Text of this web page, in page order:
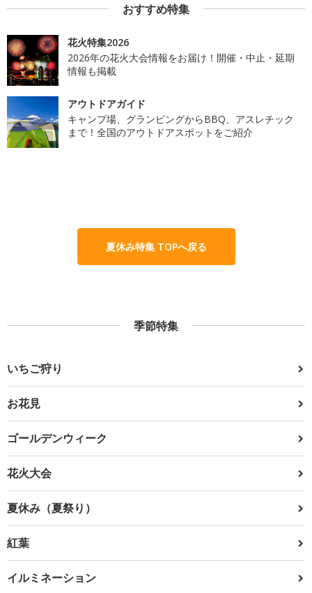
おすすめ特集
花火特集2026
2026年の花火大会情報をお届け！開催・中止・延期
情報も掲載
アウトドアガイド
キャンプ場、グランピングからBBQ、アスレチック
まで！全国のアウトドアスポットをご紹介
夏休み特集 TOPへ戻る
季節特集
いちご狩り
お花見
ゴールデンウィーク
花火大会
夏休み（夏祭り）
紅葉
イルミネーション